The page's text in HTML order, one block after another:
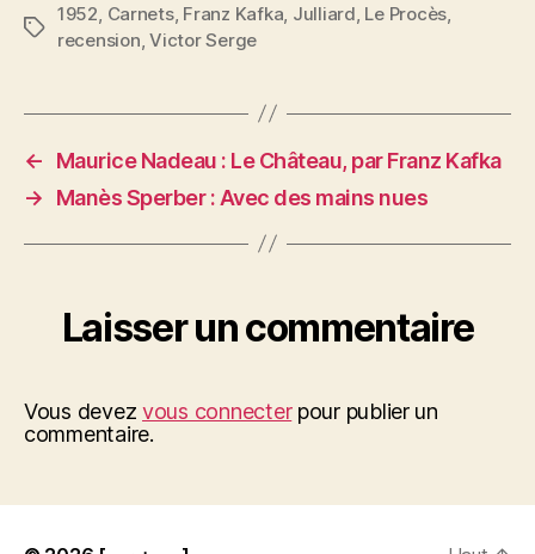
Étiquettes
1952, Carnets, Franz Kafka, Julliard, Le Procès,
recension,Victor Serge
←
Maurice Nadeau : Le Château, par Franz Kafka
→
Manès Sperber : Avec des mains nues
Laisser un commentaire
Vous devezvous connecterpour publier un
commentaire.